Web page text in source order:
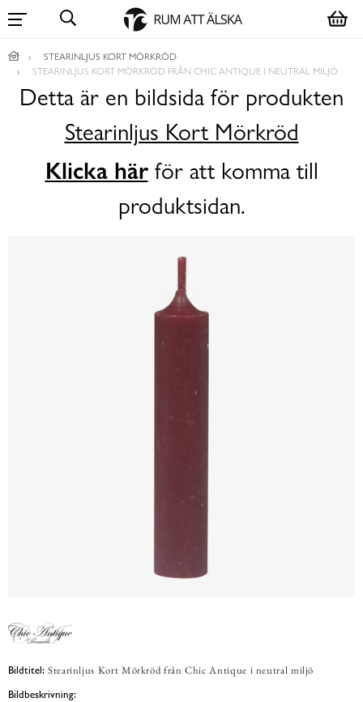
STEARINLJUS KORT MÖRKRÖD
STEARINLJUS KORT MÖRKRÖD FRÅN CHIC ANTIQUE I NEUTRAL MILJÖ
Detta är en bildsida för produkten
Stearinljus Kort Mörkröd
Klicka härför att komma till
produktsidan.
Bildtitel: Stearinljus Kort Mörkröd från Chic Antique i neutral miljö
Bildbeskrivning: